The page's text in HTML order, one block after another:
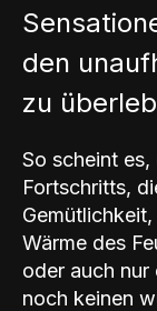
den
zu
So scheint
Fortschritts,
Wärme des
oder auch nur
noch keinen